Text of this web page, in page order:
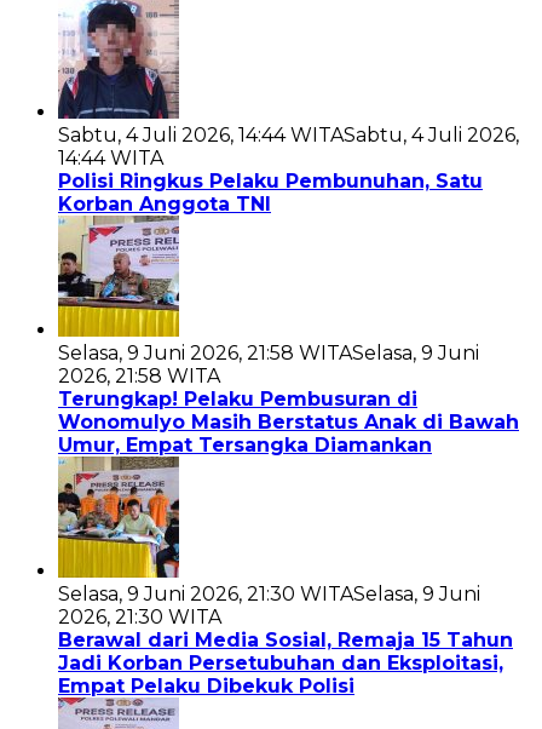
Sabtu, 4 Juli 2026, 14:44 WITASabtu, 4 Juli 2026,
14:44 WITA
Polisi Ringkus Pelaku Pembunuhan, Satu
Korban Anggota TNI
Selasa, 9 Juni 2026, 21:58 WITASelasa, 9 Juni
2026, 21:58 WITA
Terungkap! Pelaku Pembusuran di
Wonomulyo Masih Berstatus Anak di Bawah
Umur, Empat Tersangka Diamankan
Selasa, 9 Juni 2026, 21:30 WITASelasa, 9 Juni
2026, 21:30 WITA
Berawal dari Media Sosial, Remaja 15 Tahun
Jadi Korban Persetubuhan dan Eksploitasi,
Empat Pelaku Dibekuk Polisi